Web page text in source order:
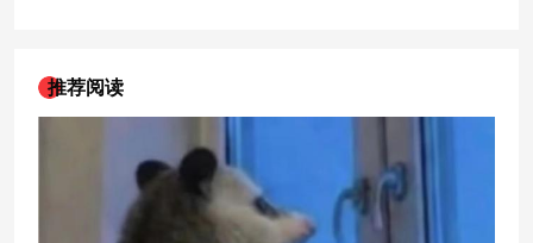
推荐阅读